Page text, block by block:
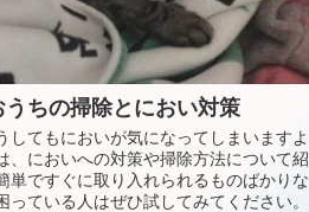
ちの掃除とにおい対策
してもにおいが気になってしまいますよ
、においへの対策や掃除方法について紹
単ですぐに取り入れられるものばかりな
っている人はぜひ試してみてください。